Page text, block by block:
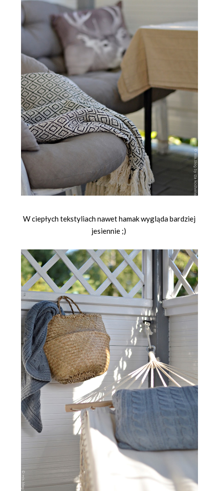
W ciepłych tekstyliach nawet hamak wygląda bardziej
jesiennie ;)